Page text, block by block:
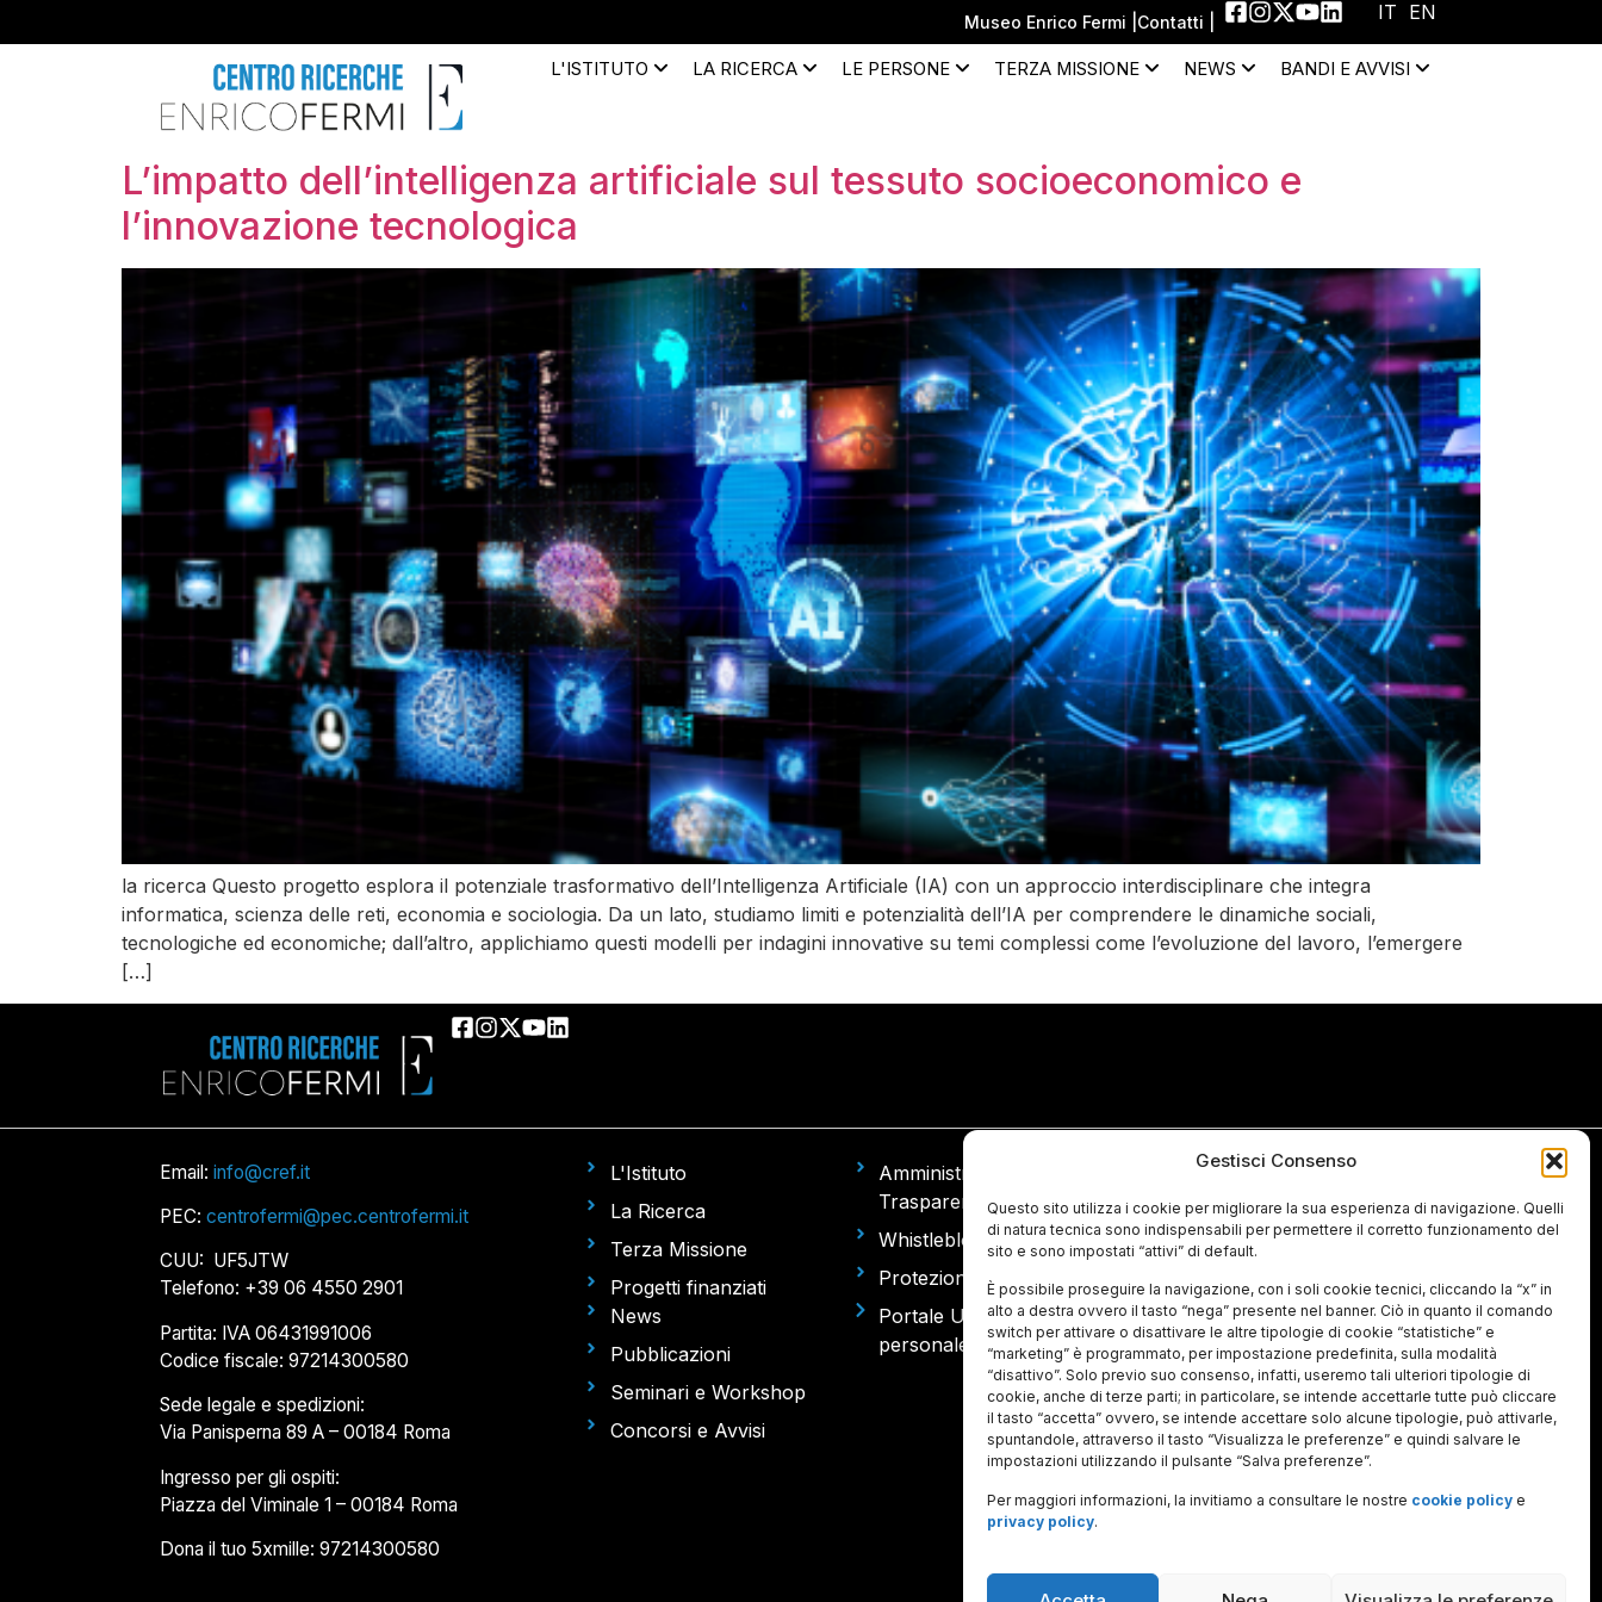
Gestisci Consenso
Questo sito utilizza i cookie per migliorare la sua esperienza di navigazione. Quelli
di natura tecnica sono indispensabili per permettere il corretto funzionamento del
sito e sono impostati “attivi” di default.
È possibile proseguire la navigazione, con i soli cookie tecnici, cliccando la “x” in
alto a destra ovvero il tasto “nega” presente nel banner. Ciò in quanto il comando
switch per attivare o disattivare le altre tipologie di cookie “statistiche” e
“marketing” è programmato, per impostazione predefinita, sulla modalità
“disattivo”. Solo previo suo consenso, infatti, useremo tali ulteriori tipologie di
cookie, anche di terze parti; in particolare, se intende accettarle tutte può cliccare
il tasto “accetta” ovvero, se intende accettare solo alcune tipologie, può attivarle,
spuntandole, attraverso il tasto “Visualizza le preferenze” e quindi salvare le
impostazioni utilizzando il pulsante “Salva preferenze”.
Per maggiori informazioni, la invitiamo a consultare le nostre cookie policy e
privacy policy.
IT EN
Museo Enrico Fermi | Contatti |
L'ISTITUTO LA RICERCA LE PERSONE TERZA MISSIONE NEWS BANDI E AVVISI
L’impatto dell’intelligenza artificiale sul tessuto socioeconomico e
l’innovazione tecnologica
la ricerca Questo progetto esplora il potenziale trasformativo dell’Intelligenza Artificiale (IA) con un approccio interdisciplinare che integra
informatica, scienza delle reti, economia e sociologia. Da un lato, studiamo limiti e potenzialità dell’IA per comprendere le dinamiche sociali,
tecnologiche ed economiche; dall’altro, applichiamo questi modelli per indagini innovative su temi complessi come l’evoluzione del lavoro, l’emergere
[…]
Email:info@cref.it
PEC:centrofermi@pec.centrofermi.it
CUU: UF5JTW
Telefono: +39 06 4550 2901
Partita: IVA 06431991006
Codice fiscale: 97214300580
Sede legale e spedizioni:
Via Panisperna 89 A – 00184 Roma
Ingresso per gli ospiti:
Piazza del Viminale 1 – 00184 Roma
Dona il tuo 5xmille: 97214300580
L'Istituto
La Ricerca
Terza Missione
Progetti finanziati
News
Pubblicazioni
Seminari e Workshop
Concorsi e Avvisi
Amministrazione
Trasparente
Whistleblowing
Protezione dati personali
Portale U-Web (missioni e
personale)
Ti interessano le nostre linee di ricerca
newsletter per aggiornamenti su
seminari, wokshop, posizioni aperte.
Ho letto e accettol'informativa sul
trattamento dei dati personali